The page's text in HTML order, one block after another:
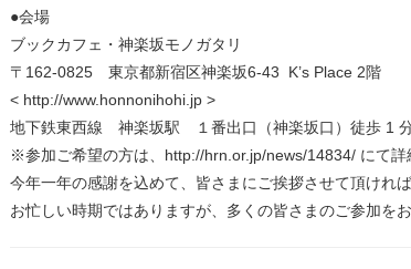
●会場
ブックカフェ・神楽坂モノガタリ
〒162-0825 東京都新宿区神楽坂6-43 K’s Place 2階
< http://www.honnonihohi.jp >
地下鉄東西線 神楽坂駅 １番出口（神楽坂口）徒歩 1
※参加ご希望の方は、http://hrn.or.jp/news/14834/ にて詳
今年一年の感謝を込めて、皆さまにご挨拶させて頂けれ
お忙しい時期ではありますが、多くの皆さまのご参加を